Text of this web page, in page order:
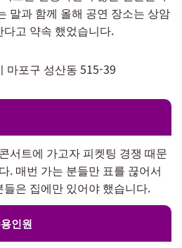
말과 함께 올해 공연 장소는 상암
고 약속 했었습니다.
마포구 성산동 515-39
서트에 가고자 피켓팅 경쟁 때문
. 매번 가는 분들만 표를 끊어서
은 집에만 있어야 했습니다.
인원